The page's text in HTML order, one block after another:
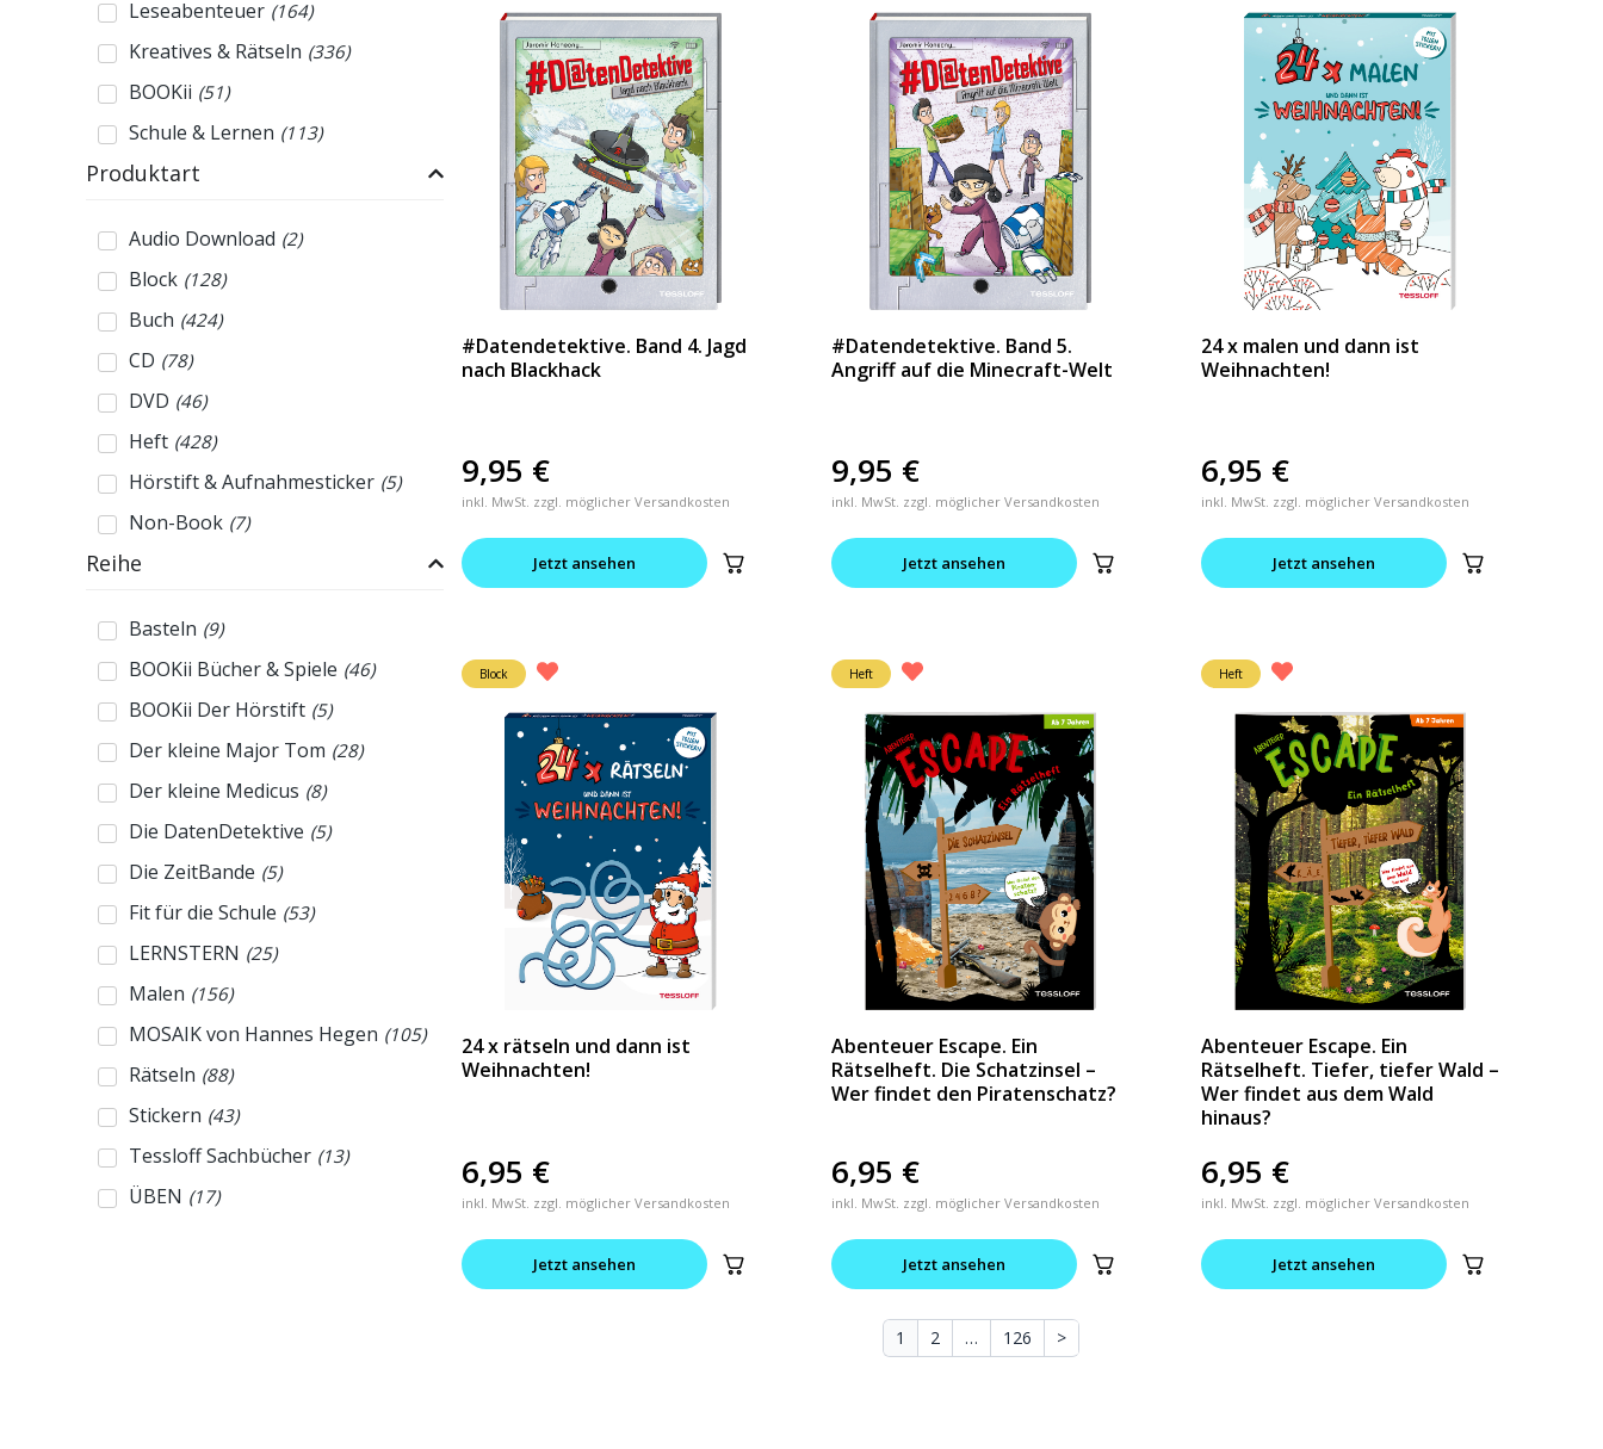
Leseabenteuer (164)
Kreatives & Rätseln (336)
BOOKii (51)
Schule & Lernen (113)
Produktart
Audio Download (2)
Block (128)
Buch (424)
CD (78)
DVD (46)
Heft (428)
Hörstift & Aufnahmesticker (5)
Non-Book (7)
Reihe
Basteln (9)
BOOKii Bücher & Spiele (46)
BOOKii Der Hörstift (5)
Der kleine Major Tom (28)
Der kleine Medicus (8)
Die DatenDetektive (5)
Die ZeitBande (5)
Fit für die Schule (53)
LERNSTERN (25)
Malen (156)
MOSAIK von Hannes Hegen (105)
Rätseln (88)
Stickern (43)
Tessloff Sachbücher (13)
ÜBEN (17)
#Datendetektive. Band 4. Jagd
nach Blackhack
9,95 €
inkl. MwSt. zzgl. möglicher Versandkosten
Jetzt ansehen
#Datendetektive. Band 5.
Angriff auf die Minecraft-Welt
9,95 €
inkl. MwSt. zzgl. möglicher Versandkosten
Jetzt ansehen
24 x malen und dann ist
Weihnachten!
6,95 €
inkl. MwSt. zzgl. möglicher Versandkosten
Jetzt ansehen
Block
24 x rätseln und dann ist
Weihnachten!
6,95 €
inkl. MwSt. zzgl. möglicher Versandkosten
Jetzt ansehen
Heft
Abenteuer Escape. Ein
Rätselheft. Die Schatzinsel –
Wer findet den Piratenschatz?
6,95 €
inkl. MwSt. zzgl. möglicher Versandkosten
Jetzt ansehen
Heft
Abenteuer Escape. Ein
Rätselheft. Tiefer, tiefer Wald –
Wer findet aus dem Wald
hinaus?
6,95 €
inkl. MwSt. zzgl. möglicher Versandkosten
Jetzt ansehen
1 2 … 126 >